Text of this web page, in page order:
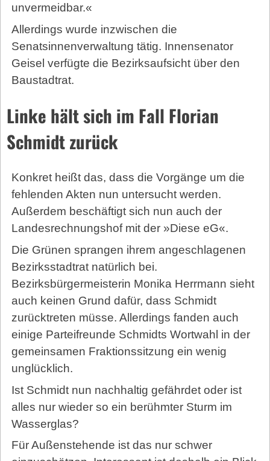
unvermeidbar.«
Allerdings wurde inzwischen die
Senatsinnenverwaltung tätig. Innensenator
Geisel verfügte die Bezirksaufsicht über den
Baustadtrat.
Linke hält sich im Fall Florian
Schmidt zurück
Konkret heißt das, dass die Vorgänge um die
fehlenden Akten nun untersucht werden.
Außerdem beschäftigt sich nun auch der
Landesrechnungshof mit der »Diese eG«.
Die Grünen sprangen ihrem angeschlagenen
Bezirksstadtrat natürlich bei.
Bezirksbürgermeisterin Monika Herrmann sieht
auch keinen Grund dafür, dass Schmidt
zurücktreten müsse. Allerdings fanden auch
einige Parteifreunde Schmidts Wortwahl in der
gemeinsamen Fraktionssitzung ein wenig
unglücklich.
Ist Schmidt nun nachhaltig gefährdet oder ist
alles nur wieder so ein berühmter Sturm im
Wasserglas?
Für Außenstehende ist das nur schwer